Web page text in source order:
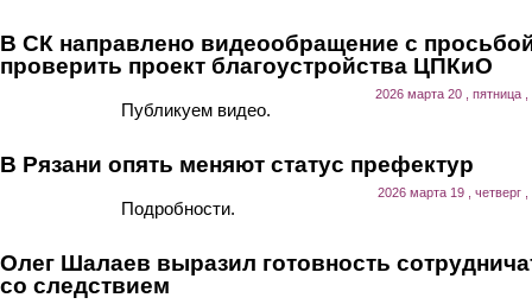
В СК направлено видеообращение с
проверить проект благоустройства ЦПКиО
2026 марта 20 , пятница ,
Публикуем видео.
В Рязани опять меняют статус префектур
2026 марта 19 , четверг ,
Подробности.
Олег Шалаев выразил готовность
со следствием